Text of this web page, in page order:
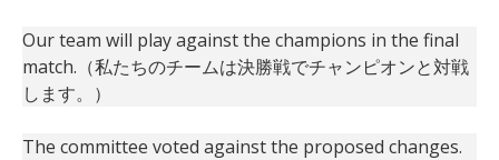
Our team will play against the champions in the final
match.（私たちのチームは決勝戦でチャンピオンと対戦
します。）
The committee voted against the proposed changes.